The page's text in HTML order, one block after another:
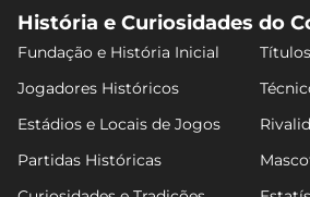
História e Curiosidades do
Fundação e História Inicial
Jogadores Históricos
Estádios e Locais de Jogos
Partidas Históricas